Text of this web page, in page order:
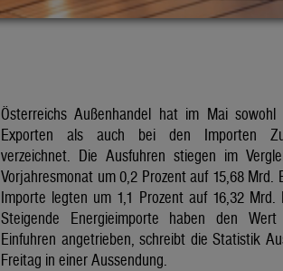
Österreichs Außenhandel hat im Mai sowohl
Exporten als auch bei den Importen
verzeichnet. Die Ausfuhren stiegen im
Vorjahresmonat um 0,2 Prozent auf 15,68 Mrd.
Importe legten um 1,1 Prozent auf 16,32 Mrd.
Steigende Energieimporte haben den
Einfuhren angetrieben, schreibt die Statistik
Freitag in einer Aussendung.